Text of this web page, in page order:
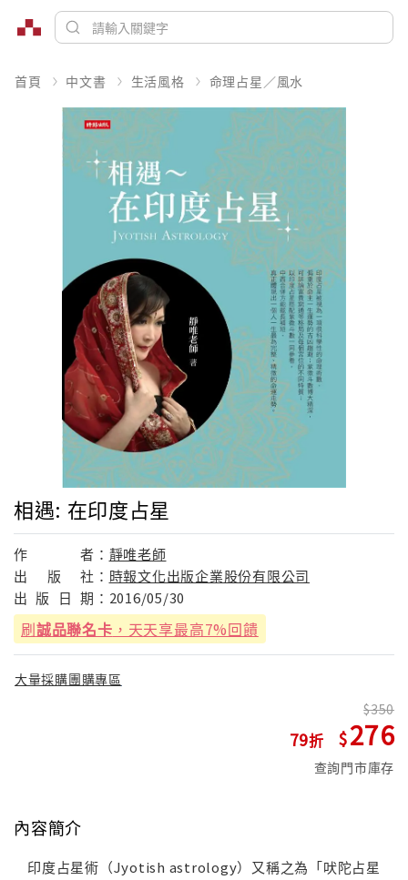
首頁 中文書 生活風格 命理占星／風水
相遇: 在印度占星
作 者： 靜唯老師
出
版 社： 時報文化出版企業股份有限公司
出 版 日 期： 2016/05/30
刷誠品聯名卡 ，天天享最高7%回饋
大量採購團購專區
79
350
276
查詢門市庫存
內容簡介
印度占星術（Jyotish astrology）又稱之為「吠陀占星